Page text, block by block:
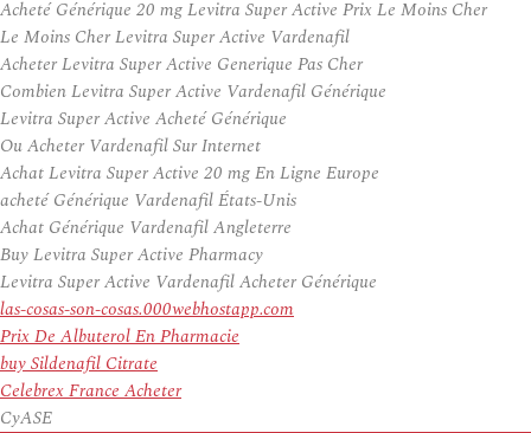
Acheté Générique 20 mg Levitra Super Active Prix Le Moins Cher
Le Moins Cher Levitra Super Active Vardenafil
Acheter Levitra Super Active Generique Pas Cher
Combien Levitra Super Active Vardenafil Générique
Levitra Super Active Acheté Générique
Ou Acheter Vardenafil Sur Internet
Achat Levitra Super Active 20 mg En Ligne Europe
acheté Générique Vardenafil États-Unis
Achat Générique Vardenafil Angleterre
Buy Levitra Super Active Pharmacy
Levitra Super Active Vardenafil Acheter Générique
las-cosas-son-cosas.000webhostapp.com
Prix De Albuterol En Pharmacie
buy Sildenafil Citrate
Celebrex France Acheter
CyASE